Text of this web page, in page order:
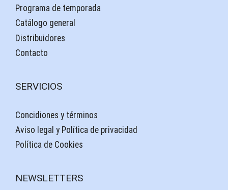
Programa de temporada
Catálogo general
Distribuidores
Contacto
SERVICIOS
Concidiones y términos
Aviso legal y Política de privacidad
Política de Cookies
NEWSLETTERS